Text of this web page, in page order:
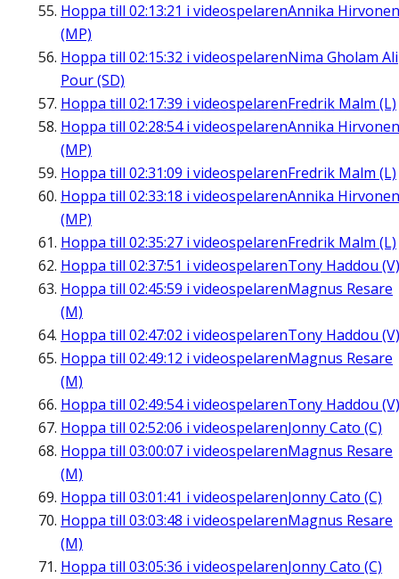
Hoppa till 02:13:21 i videospelarenAnnika Hirvonen
(MP)
Hoppa till 02:15:32 i videospelarenNima Gholam Ali
Pour (SD)
Hoppa till 02:17:39 i videospelarenFredrik Malm (L)
Hoppa till 02:28:54i videospelarenAnnika Hirvonen
(MP)
Hoppa till 02:31:09 i videospelarenFredrik Malm (L)
Hoppa till 02:33:18 i videospelarenAnnika Hirvonen
(MP)
Hoppa till 02:35:27 i videospelarenFredrik Malm (L)
Hoppa till 02:37:51 i videospelarenTony Haddou (V)
Hoppa till 02:45:59 i videospelarenMagnus Resare
(M)
Hoppa till 02:47:02 i videospelarenTony Haddou (V)
Hoppa till 02:49:12 i videospelarenMagnus Resare
(M)
Hoppa till 02:49:54i videospelarenTony Haddou (V)
Hoppa till 02:52:06 i videospelarenJonny Cato (C)
Hoppa till 03:00:07 i videospelarenMagnus Resare
(M)
Hoppa till 03:01:41 i videospelarenJonny Cato (C)
Hoppa till 03:03:48 i videospelarenMagnus Resare
(M)
Hoppa till 03:05:36 i videospelarenJonny Cato (C)